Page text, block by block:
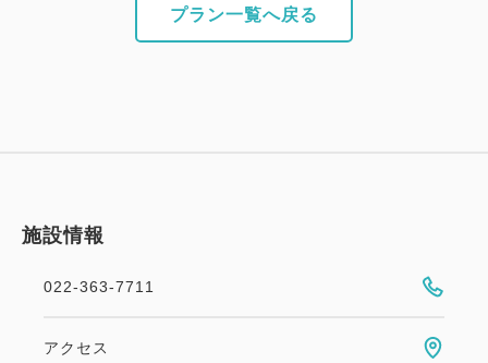
プラン一覧へ戻る
施設情報
022-363-7711
アクセス